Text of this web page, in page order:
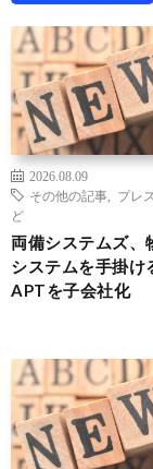
2026.08.09
その他の記事
プレ
ど
両備システムズ、
システムを手掛け
APTを子会社化